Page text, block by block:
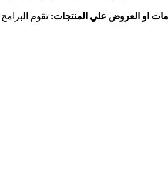
او العروض علي المنتجات: تقوم